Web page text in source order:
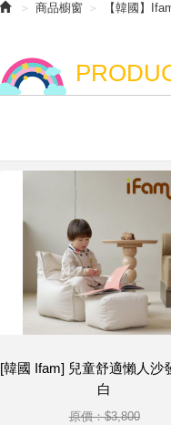
商品櫥窗 【韓國】
[韓國 Ifam] 兒童舒適懶人沙
白
原價：$3,800